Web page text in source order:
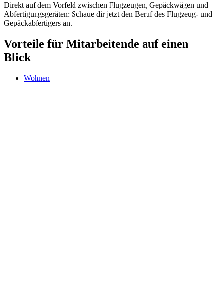
Direkt auf dem Vorfeld zwischen Flugzeugen, Gepäckwägen und
Abfertigungsgeräten: Schaue dir jetzt den Beruf des Flugzeug- und
Gepäckabfertigers an.
Vorteile für Mitarbeitende auf einen
Blick
Wohnen